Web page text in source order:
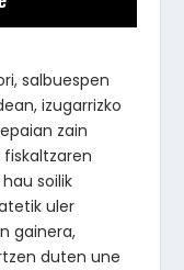
salbuespen
izugarrizko
zain
soilik
uler
gainera,
duten une